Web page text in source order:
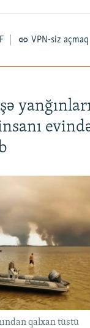
VPN-siz açmaq
qalxan tüstü